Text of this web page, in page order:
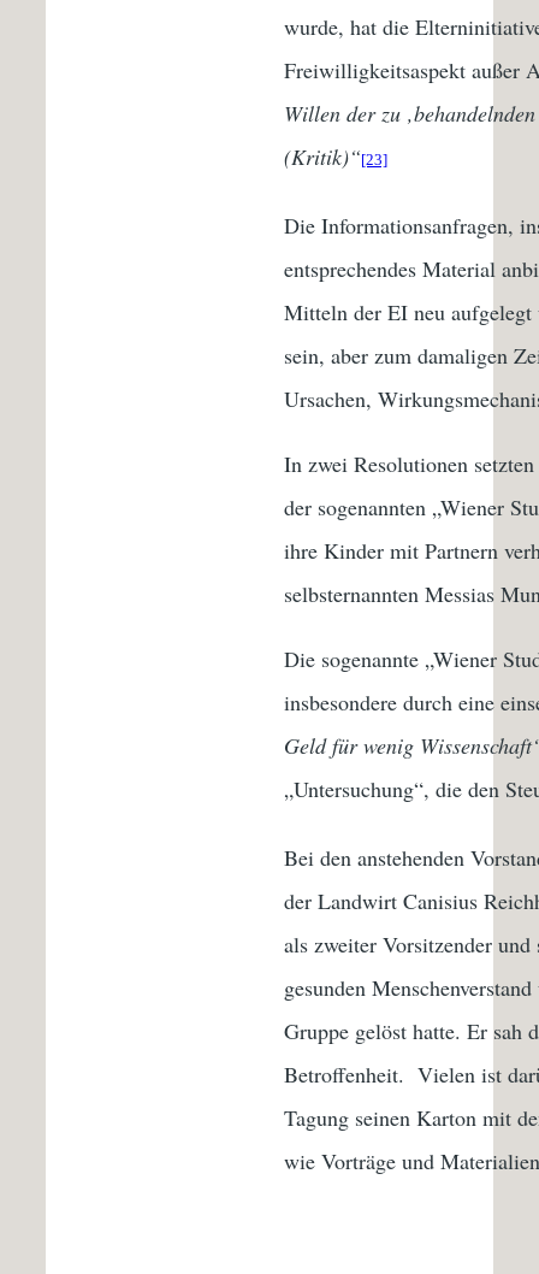
wurde, hat die
Freiwilligkeitsaspekt außer
Willen der zu
(Kritik)“[23]
Die Informationsanfragen,
entsprechendes Material
Mitteln der EI neu aufgelegt
sein, aber zum damaligen
Ursachen,
In zwei Resolutionen
der sogenannten „Wiener
ihre Kinder mit Partnern
selbsternannten Messias
Die sogenannte „Wiener
insbesondere durch eine
Geld für wenig
„Untersuchung“, die den
Bei den anstehenden
der Landwirt Canisius
als zweiter Vorsitzender
gesunden
Gruppe gelöst hatte. Er sah
Betroffenheit. Vielen ist
Tagung seinen Karton mit
wie Vorträge und